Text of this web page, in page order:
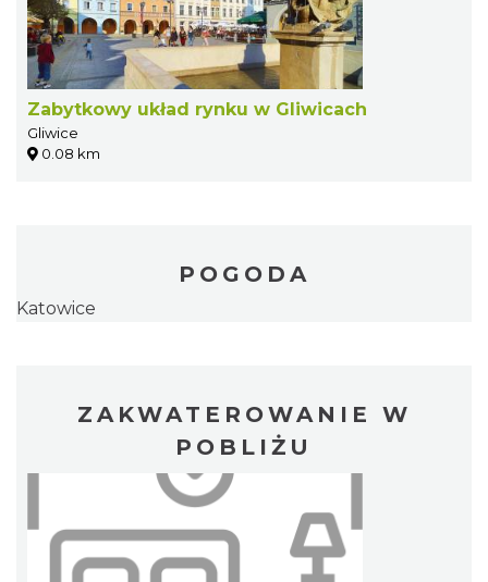
Zabytkowy układ rynku w Gliwicach
Gliwice
0.08 km
POGODA
Katowice
ZAKWATEROWANIE W
POBLIŻU